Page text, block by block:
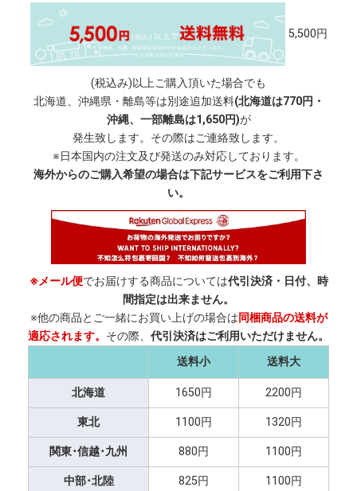
5,500円
(税込み)以上ご購入頂いた場合でも
北海道、沖縄県・離島等は別途追加送料(北海道は770円・
沖縄、一部離島は1,650円)が
発生致します。その際はご連絡致します。
※日本国内の注文及び発送のみ対応しております。
海外からのご購入希望の場合は下記サービスをご利用下さ
い。
※メール便でお届けする商品については代引決済・日付、時
間指定は出来ません。
※他の商品とご一緒にお買い上げの場合は同梱商品の送料が
適応されます。 その際、 代引決済はご利用いただけません。
送料小
送料大
北海道 1650円 2200円
東北 1100円 1320円
関東･信越･九州 880円 1100円
中部･北陸 825円 1100円